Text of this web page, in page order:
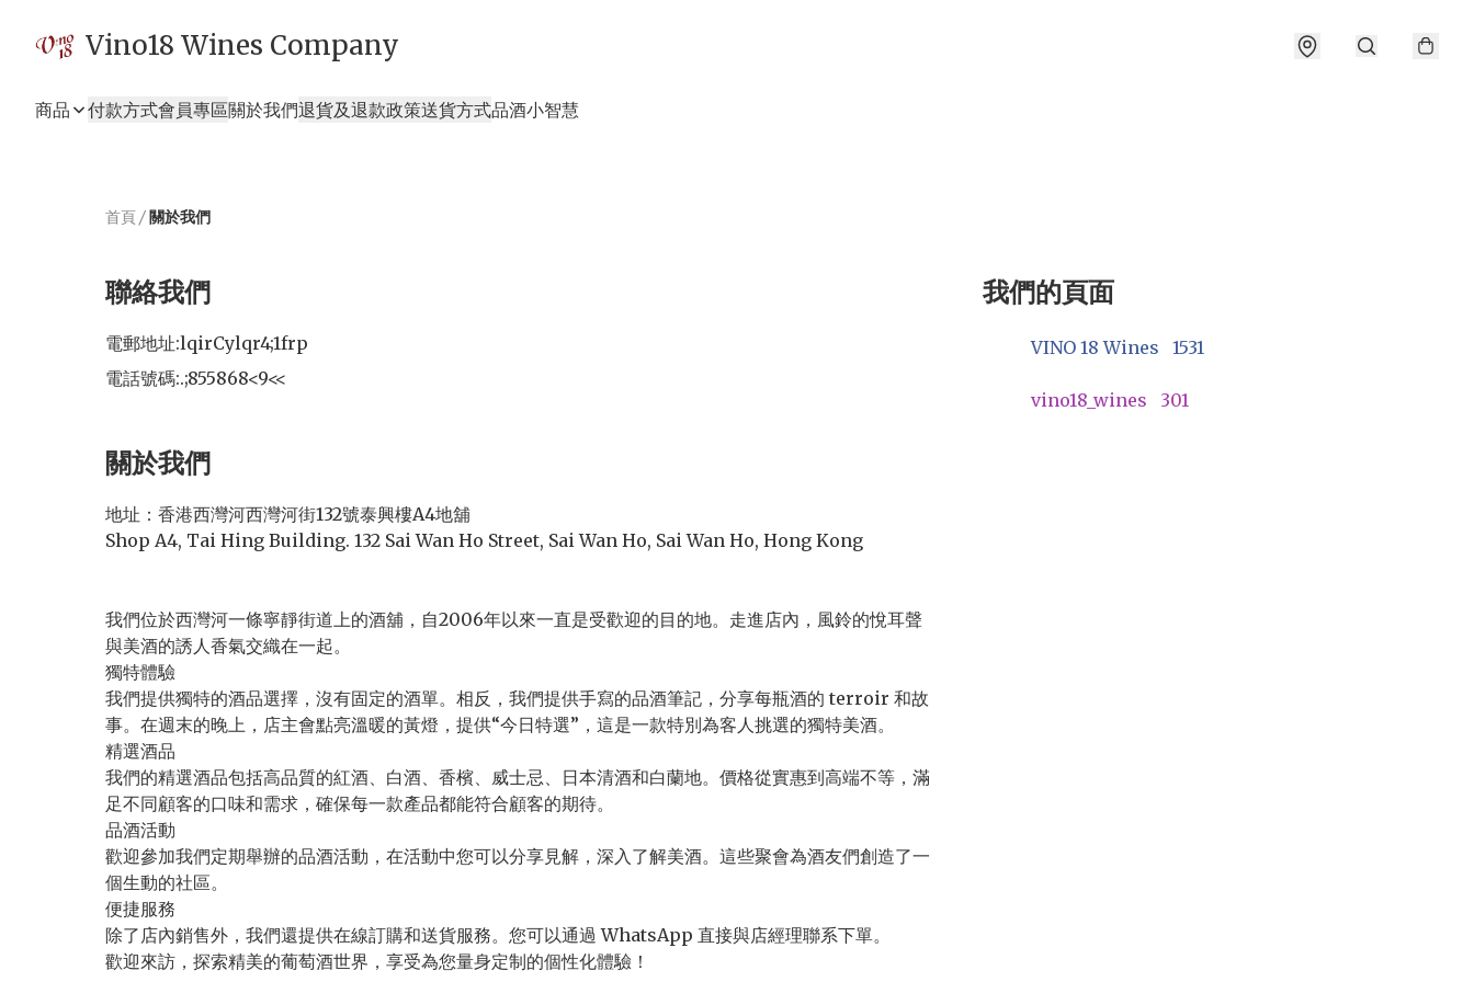
Vino18 Wines Company
商品 付款方式會員專區關於我們退貨及退款政策送貨方式品酒小智慧
首頁/關於我們
聯絡我們
電郵地址:lqirCylqr4;1frp
電話號碼:.;855868<9<<
關於我們
地址：香港西灣河西灣河街132號泰興樓A4地舖
Shop A4, Tai Hing Building. 132 Sai Wan Ho Street, Sai Wan Ho, Sai Wan Ho, Hong Kong
我們位於西灣河一條寧靜街道上的酒舖，自2006年以來一直是受歡迎的目的地。走進店內，風鈴的悅耳聲
與美酒的誘人香氣交織在一起。
獨特體驗
我們提供獨特的酒品選擇，沒有固定的酒單。相反，我們提供手寫的品酒筆記，分享每瓶酒的 terroir 和故
事。在週末的晚上，店主會點亮溫暖的黃燈，提供“今日特選”，這是一款特別為客人挑選的獨特美酒。
精選酒品
我們的精選酒品包括高品質的紅酒、白酒、香檳、威士忌、日本清酒和白蘭地。價格從實惠到高端不等，滿
足不同顧客的口味和需求，確保每一款產品都能符合顧客的期待。
品酒活動
歡迎參加我們定期舉辦的品酒活動，在活動中您可以分享見解，深入了解美酒。這些聚會為酒友們創造了一
個生動的社區。
便捷服務
除了店內銷售外，我們還提供在線訂購和送貨服務。您可以通過 WhatsApp 直接與店經理聯系下單。
歡迎來訪，探索精美的葡萄酒世界，享受為您量身定制的個性化體驗！
我們的頁面
VINO 18 Wines 1531
vino18_wines 301